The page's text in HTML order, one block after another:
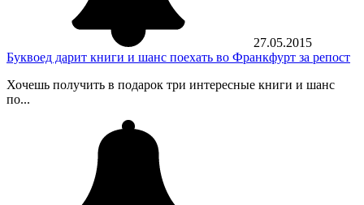
27.05.2015
Буквоед дарит книги и шанс поехать во Франкфурт за репост
Хочешь получить в подарок три интересные книги и шанс
по...